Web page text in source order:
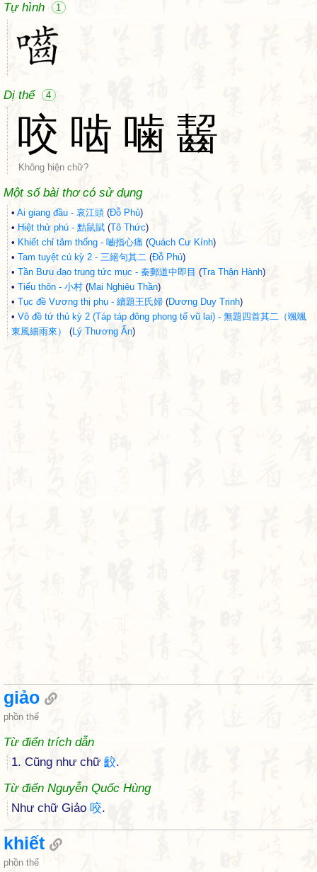
Tự hình
1
Dị thể 4
咬 啮 噛 齧
Không hiện chữ?
Một số bài thơ có sử dụng
• Ai giang đầu - 哀江頭 (Đỗ Phủ)
• Hiệt thử phú - 黠鼠賦 (Tô Thức)
• Khiết chỉ tâm thống - 嚙指心痛 (Quách Cư Kính)
• Tam tuyệt cú kỳ 2 - 三絕句其二 (Đỗ Phủ)
• Tần Bưu đạo trung tức mục - 秦郵道中即目 (Tra Thận Hành)
• Tiểu thôn - 小村 (Mai Nghiêu Thần)
• Tục đề Vương thị phụ - 續題王氏婦 (Dương Duy Trinh)
• Vô đề tứ thủ kỳ 2 (Táp táp đông phong tế vũ lai) - 無題四首其二（颯颯
東風細雨來）
(Lý Thương Ẩn)
giảo
phồn thể
Từ điển trích dẫn
1. Cũng như chữ 齩.
Từ điển Nguyễn Quốc Hùng
Như chữ Giảo 咬.
khiết
phồn thể